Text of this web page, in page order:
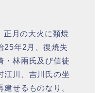
正月の大火に類焼
25年2月、復焼失
・林兩氏及び信徒
江川、吉川氏の坐
せるものなり。